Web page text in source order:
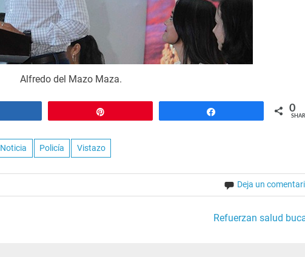
Alfredo del Mazo Maza.
0
Noticia Policía Vistazo
Deja un
Refuerzan salud